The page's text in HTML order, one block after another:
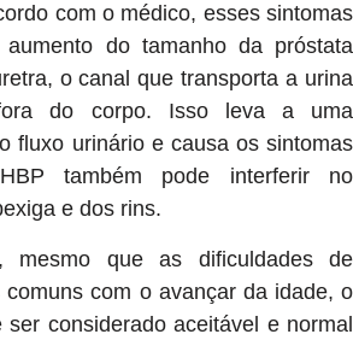
com o médico, esses sintomas
do tamanho da próstata
o canal que transporta a urina
do corpo. Isso leva a uma
fluxo urinário e causa os sintomas
também pode interferir no
e dos rins.
mesmo que as dificuldades de
comuns com o avançar da idade, o
ser considerado aceitável e normal